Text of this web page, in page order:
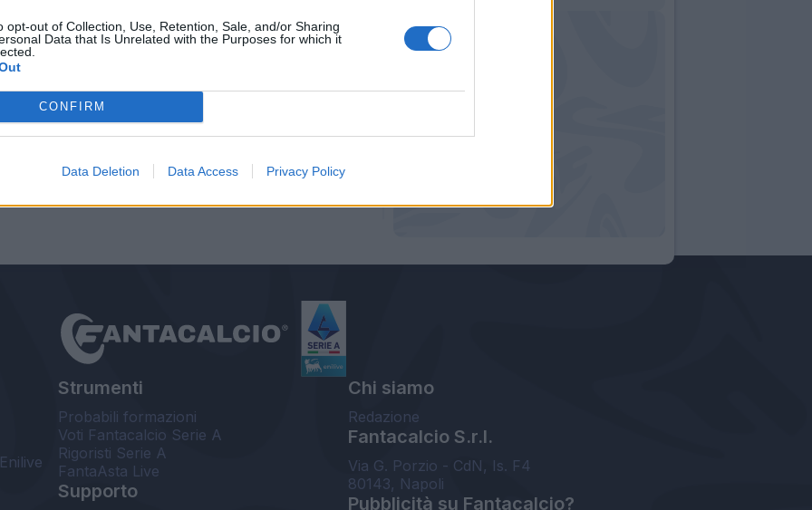
opt-out of Collection, Use, Retention, Sale, and/or Sharing
Data that Is Unrelated with the Purposes for which it
CONFIRM
Data Deletion Data Access Privacy Policy
Strumenti
Probabili formazioni
Voti Fantacalcio Serie A
Rigoristi Serie A
FantaAsta Live
Supporto
Chi siamo
Redazione
Fantacalcio S.r.l.
Via G. Porzio - CdN, Is. F4
80143, Napoli
Pubblicità su Fantacalcio?